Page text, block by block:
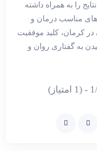
را به همراه داشته
مناسب درمان و
کرمان، کلید موفقیت
به گفتاری روان و